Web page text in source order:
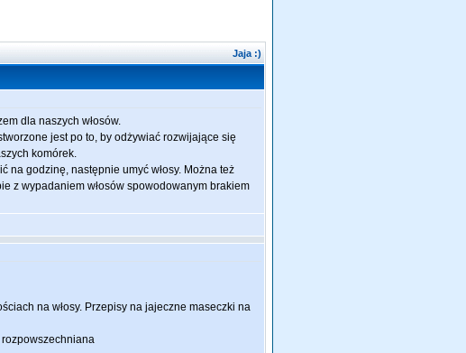
Jaja :)
dla naszych włosów.
jest po to, by odżywiać rozwijające się
komórek.
na godzinę, następnie umyć włosy. Można też
z wypadaniem włosów spowodowanym brakiem
na włosy. Przepisy na jajeczne maseczki na
rozpowszechniana